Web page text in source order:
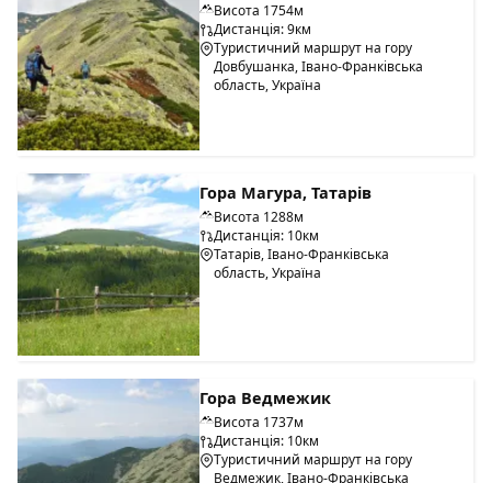
Висота 1754м
Дистанція: 9км
Туристичний маршрут на гору
Довбушанка, Івано-Франківська
область, Україна
Гора Магура, Татарів
Висота 1288м
Дистанція: 10км
Татарів, Івано-Франківська
область, Україна
Гора Ведмежик
Висота 1737м
Дистанція: 10км
Туристичний маршрут на гору
Ведмежик, Івано-Франківська